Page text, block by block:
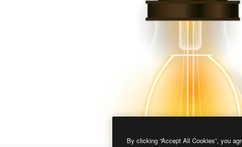
By clicking “Accept All Cookies”, you